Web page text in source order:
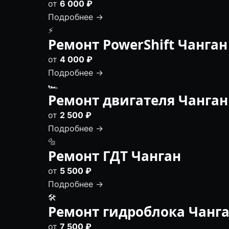
от 6 000 ₽
Подробнее →
⚡
Ремонт PowerShift Чанган
от 4 000 ₽
Подробнее →
🏎
Ремонт двигателя Чанган
от 2 500 ₽
Подробнее →
🔩
Ремонт ГДТ Чанган
от 5 500 ₽
Подробнее →
🛠️
Ремонт гидроблока
от 7 500 ₽